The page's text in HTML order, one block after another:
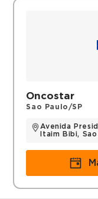
Oncostar
Sao Paulo/SP
Avenida
Itaim Bibi,